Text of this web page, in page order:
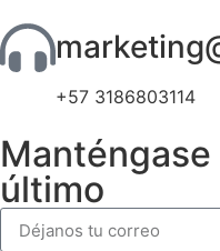
+57 3186803114
último